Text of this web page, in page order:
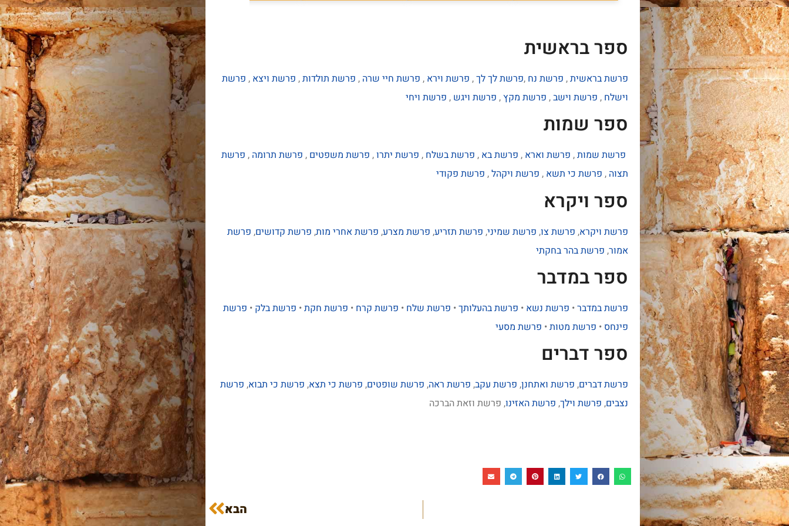
ספר בראשית
פרשת בראשית, פרשת נח ,פרשת לך לך, פרשת וירא , פרשת חיי שרה , פרשת תולדות, פרשת ויצא , פרשת
וישלח , פרשת וישב, פרשת מקץ, פרשת ויגש , פרשת ויחי
ספר שמות
פרשת שמות, פרשת וארא , פרשת בא , פרשת בשלח , פרשת יתרו, פרשת משפטים , פרשת תרומה , פרשת
תצוה , פרשת כי תשא , פרשת ויקהל, פרשת פקודי
ספר ויקרא
פרשת ויקרא, פרשת צו, פרשת שמיני, פרשת תזריע, פרשת מצרע, פרשת אחרי מות, פרשת קדושים, פרשת
אמור, פרשת בהר בחקתי
ספר במדבר
פרשת במדבר• פרשת נשא • פרשת בהעלותך• פרשת שלח • פרשת קרח • פרשת חקת• פרשת בלק • פרשת
פינחס • פרשת מטות• פרשת מסעי
ספר דברים
פרשת דברים, פרשת ואתחנן, פרשת עקב, פרשת ראה, פרשת שופטים, פרשת כי תצא, פרשת כי תבוא, פרשת
נצבים, פרשת וילך, פרשת האזינו, פרשת וזאת הברכה
הבא